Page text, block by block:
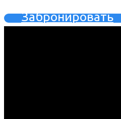
Забронировать